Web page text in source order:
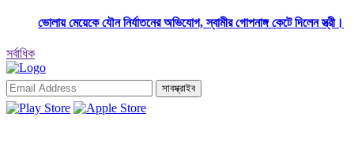
ভোলায় মেয়েকে যৌন নির্যাতনের অভিযোগ, স্বামীর গোপনাঙ্গ কেটে দিলেন স্ত্রী।
সর্বাধিক
সাবস্ক্রাইব